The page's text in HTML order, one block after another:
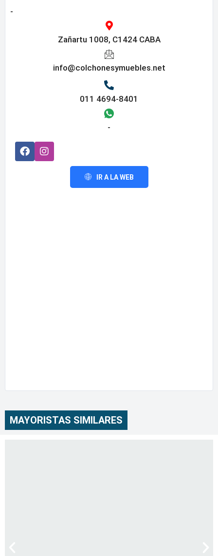
-
Zañartu 1008, C1424 CABA
info@colchonesymuebles.net
011 4694-8401
-
IR A LA WEB
MAYORISTAS SIMILARES